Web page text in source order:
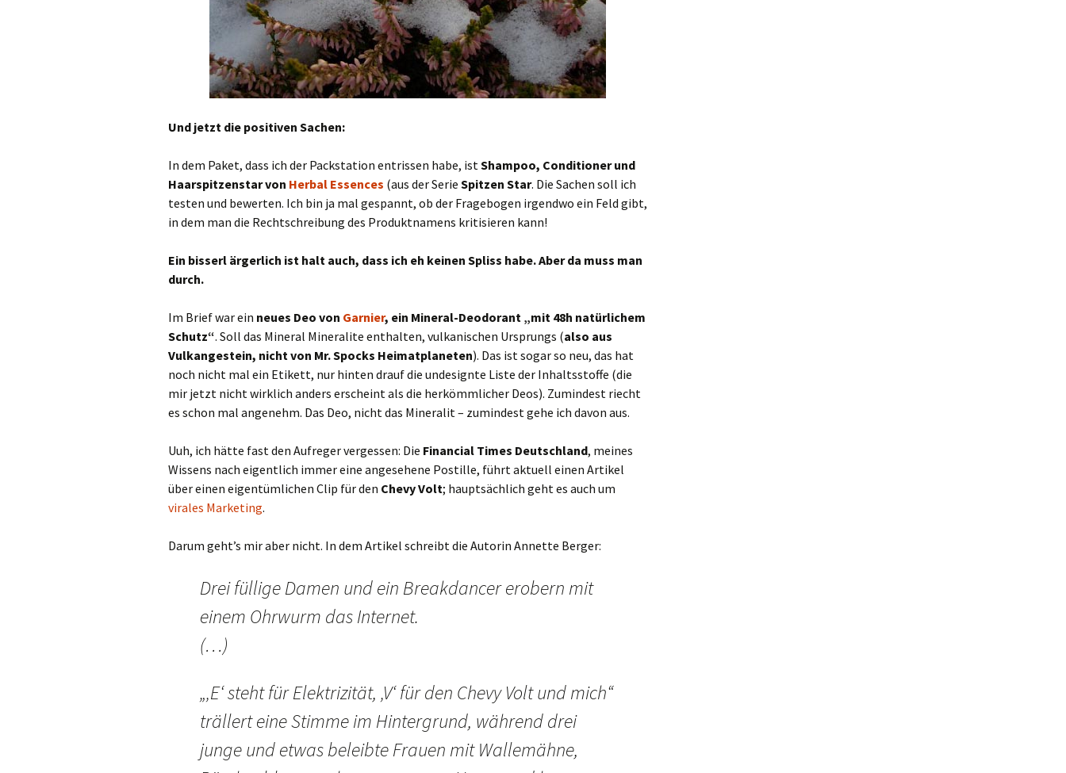
Und jetzt die positiven Sachen:
In dem Paket, dass ich der Packstation entrissen habe, istShampoo, Conditioner und
Haarspitzenstar von Herbal Essences (aus der Serie Spitzen Star. Die Sachen soll ich
testen und bewerten. Ich bin ja mal gespannt, ob der Fragebogen irgendwo ein Feld gibt,
in dem man die Rechtschreibung des Produktnamens kritisieren kann!
Ein bisserl ärgerlich ist halt auch, dass ich eh keinen Spliss habe. Aber da muss man
durch.
Im Brief war ein neues Deo von Garnier, ein Mineral-Deodorant „mit 48h natürlichem
Schutz“. Soll das Mineral Mineralite enthalten, vulkanischen Ursprungs (also aus
Vulkangestein, nicht von Mr. Spocks Heimatplaneten). Das ist sogar so neu, das hat
noch nicht mal ein Etikett, nur hinten drauf die undesignte Liste der Inhaltsstoffe (die
mir jetzt nicht wirklich anders erscheint als die herkömmlicher Deos). Zumindest riecht
es schon mal angenehm. Das Deo, nicht das Mineralit – zumindest gehe ich davon aus.
Uuh, ich hätte fast den Aufreger vergessen: Die Financial Times Deutschland, meines
Wissens nach eigentlich immer eine angesehene Postille, führt aktuell einen Artikel
über einen eigentümlichen Clip für den Chevy Volt; hauptsächlich geht es auch um
virales Marketing.
Darum geht’s mir aber nicht. In dem Artikel schreibt die Autorin Annette Berger:
Drei füllige Damen und ein Breakdancer erobern mit
einem Ohrwurm das Internet.
(…)
„‚E‘ steht für Elektrizität, ‚V‘ für den Chevy Volt und mich“
trällert eine Stimme im Hintergrund, während drei
junge und etwas beleibte Frauen mit Wallemähne,